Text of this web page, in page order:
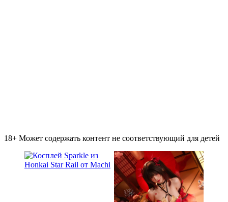
18+ Может содержать контент не соответствующий для детей